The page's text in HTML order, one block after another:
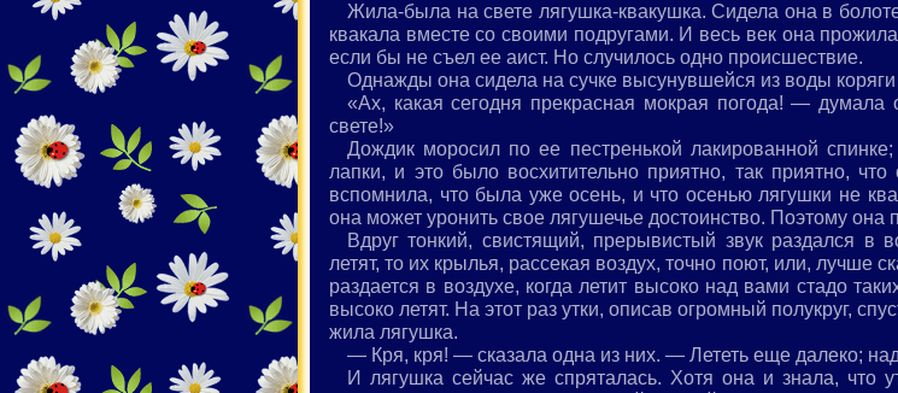
Жила-была на свете лягушка-квакушка. Сидела она в
квакала вместе со своими подругами. И весь век она
если бы не съел ее аист. Но случилось одно происшествие.
Однажды она сидела на сучке высунувшейся из воды
«Ах, какая сегодня прекрасная мокрая погода! —
свете!»
Дождик моросил по ее пестренькой лакированной
лапки, и это было восхитительно приятно, так приятно, что
вспомнила, что была уже осень, и что осенью лягушки не
она может уронить свое лягушечье достоинство. Поэтому
Вдруг тонкий, свистящий, прерывистый звук раздался в
летят, то их крылья, рассекая воздух, точно поют, или,
раздается в воздухе, когда летит высоко над вами стадо
высоко летят. На этот раз утки, описав огромный полукруг,
жила лягушка.
— Кря, кря! — сказала одна из них. — Лететь еще далеко;
И лягушка сейчас же спряталась. Хотя она и знала, что